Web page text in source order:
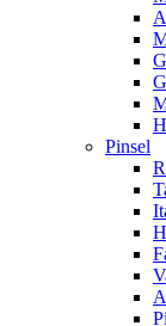
Pinsel